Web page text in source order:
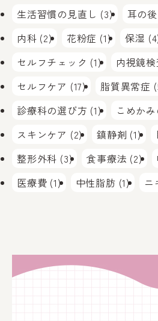
生活習慣の見直し (3)
耳の
内科 (2)
花粉症 (1)
保湿
セルフチェック (1)
内視鏡検
セルフケア (17)
脂質異常症
診療科の選び方 (1)
こめか
スキンケア (2)
鎮静剤 (1)
整形外科 (3)
食事療法 (2)
医療費 (1)
中性脂肪 (1) ニ